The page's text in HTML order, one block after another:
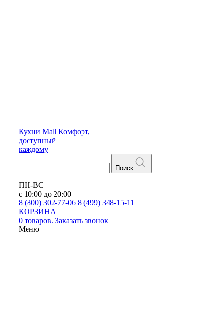
Кухни Mall Комфорт,
доступный
каждому
Поиск
ПН-ВС
с 10:00 до 20:00
8 (800) 302-77-06 8 (499) 348-15-11
КОРЗИНА
0 товаров. Заказать звонок
Меню